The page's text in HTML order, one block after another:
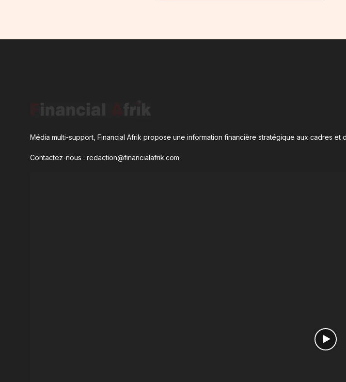
Média multi-support, Financial Afrik propose une information financière stratégique aux cadres et
Contactez-nous : redaction@financialafrik.com